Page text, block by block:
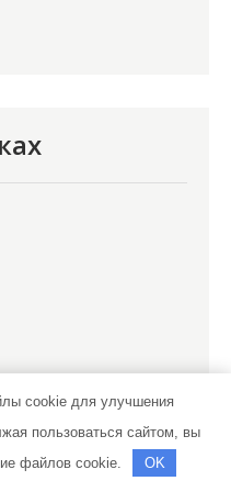
cookie для улучшения
пользоваться сайтом, вы
файлов cookie.
OK